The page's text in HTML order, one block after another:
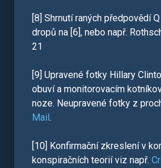
[8] Shrnutí raných předpovědí
dropů na [6], nebo např.
21
[9] Upravené fotky Hillary
obuví a monitorovacím
noze. Neupravené fotky z
Mail.
[10] Konfirmační zkreslení v
konspiračních teorií viz např.